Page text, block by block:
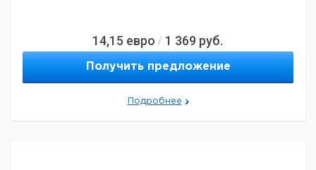
14,15 евро / 1 369 руб.
Получить предложение
Подробнее